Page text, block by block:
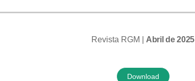
Revista RGM | Abril de 2025
Download